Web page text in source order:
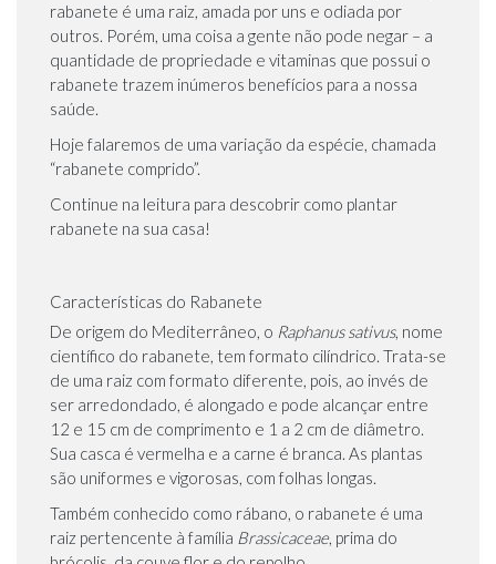
rabanete é uma raiz, amada por uns e odiada por
outros. Porém, uma coisa a gente não pode negar – a
quantidade de propriedade e vitaminas que possui o
rabanete trazem inúmeros benefícios para a nossa
saúde.
Hoje falaremos de uma variação da espécie, chamada
“rabanete comprido”.
Continue na leitura para descobrir como plantar
rabanete na sua casa!
Características do Rabanete
De origem do Mediterrâneo, o Raphanus sativus, nome
científico do rabanete, tem formato cilíndrico. Trata-se
de uma raiz com formato diferente, pois, ao invés de
ser arredondado, é alongado e pode alcançar entre
12 e 15 cm de comprimento e 1 a 2 cm de diâmetro.
Sua casca é vermelha e a carne é branca. As plantas
são uniformes e vigorosas, com folhas longas.
Também conhecido como rábano, o rabanete é uma
raiz pertencente à família Brassicaceae, prima do